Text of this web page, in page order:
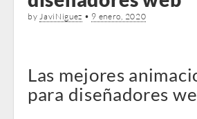
byJaviNiguez • 9 enero, 2020
Las mejores
para diseñadores